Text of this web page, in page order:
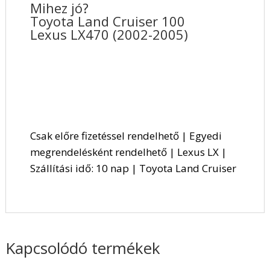
Mihez jó?
Toyota Land Cruiser 100
Lexus LX470 (2002-2005)
Csak előre fizetéssel rendelhető | Egyedi
megrendelésként rendelhető | Lexus LX |
Szállítási idő: 10 nap | Toyota Land Cruiser
Kapcsolódó termékek